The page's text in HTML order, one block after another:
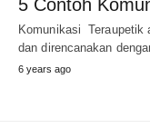
5 Contoh
Komunikasi Teraupetik
dan direncanakan
6 years ago